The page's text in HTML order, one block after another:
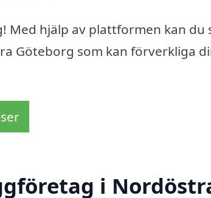
Med hjälp av plattformen kan du
Göteborg som kan förverkliga
i